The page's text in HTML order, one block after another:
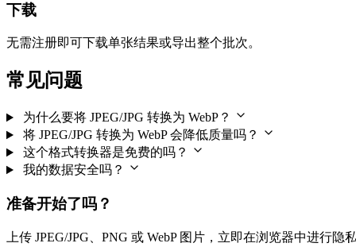
下载
无需注册即可下载单张结果或导出整个批次。
常见问题
为什么要将 JPEG/JPG 转换为 WebP？
将 JPEG/JPG 转换为 WebP 会降低质量吗？
这个格式转换器是免费的吗？
我的数据安全吗？
准备开始了吗？
上传 JPEG/JPG、PNG 或 WebP 图片，立即在浏览器中进行隐